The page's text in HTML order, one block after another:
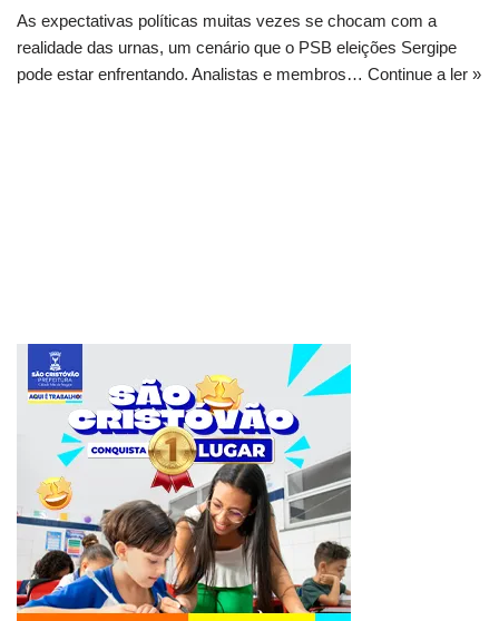
As expectativas políticas muitas vezes se chocam com a
realidade das urnas, um cenário que o PSB eleições Sergipe
pode estar enfrentando. Analistas e membros… Continue a ler »